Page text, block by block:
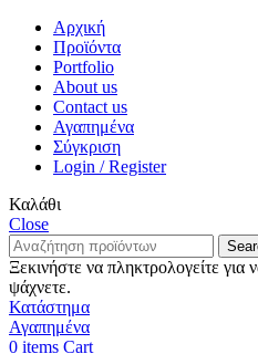
Αρχική
Προϊόντα
Portfolio
About us
Contact us
Αγαπημένα
Σύγκριση
Login / Register
Καλάθι
Close
Ξεκινήστε να πληκτρολογείτε για
ψάχνετε.
Κατάστημα
Αγαπημένα
0 items Cart